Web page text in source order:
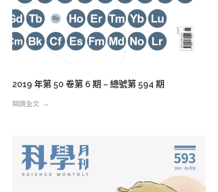
2019 年第 50 卷第 6 期 – 總號第 594 期
閱讀全文